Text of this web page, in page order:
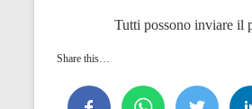
Tutti possono inviare il
Share this…